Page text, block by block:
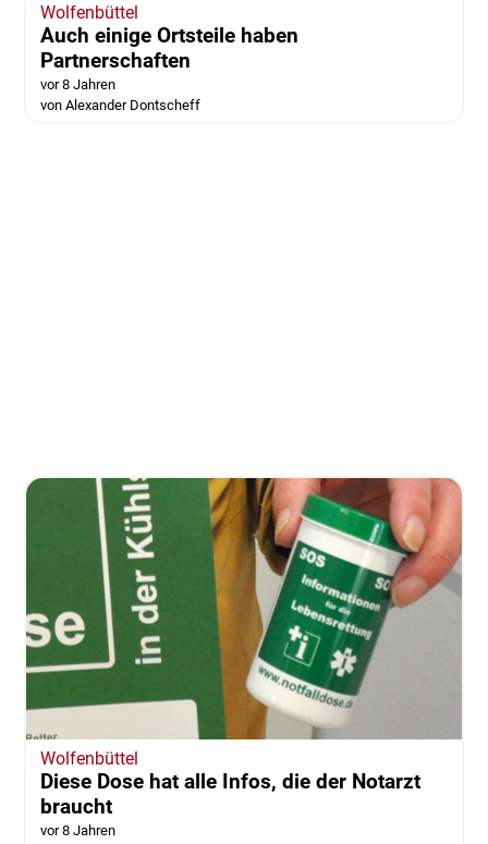
Wolfenbüttel
Auch einige Ortsteile haben
Partnerschaften
vor 8 Jahren
von Alexander Dontscheff
Wolfenbüttel
Diese Dose hat alle Infos, die der Notarzt
braucht
vor 8 Jahren